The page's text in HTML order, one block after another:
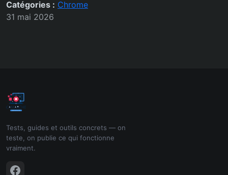
Catégories : Chrome
31 mai 2026
Tests, guides et outils concrets — on
teste, on publie ce qui fonctionne
vraiment.